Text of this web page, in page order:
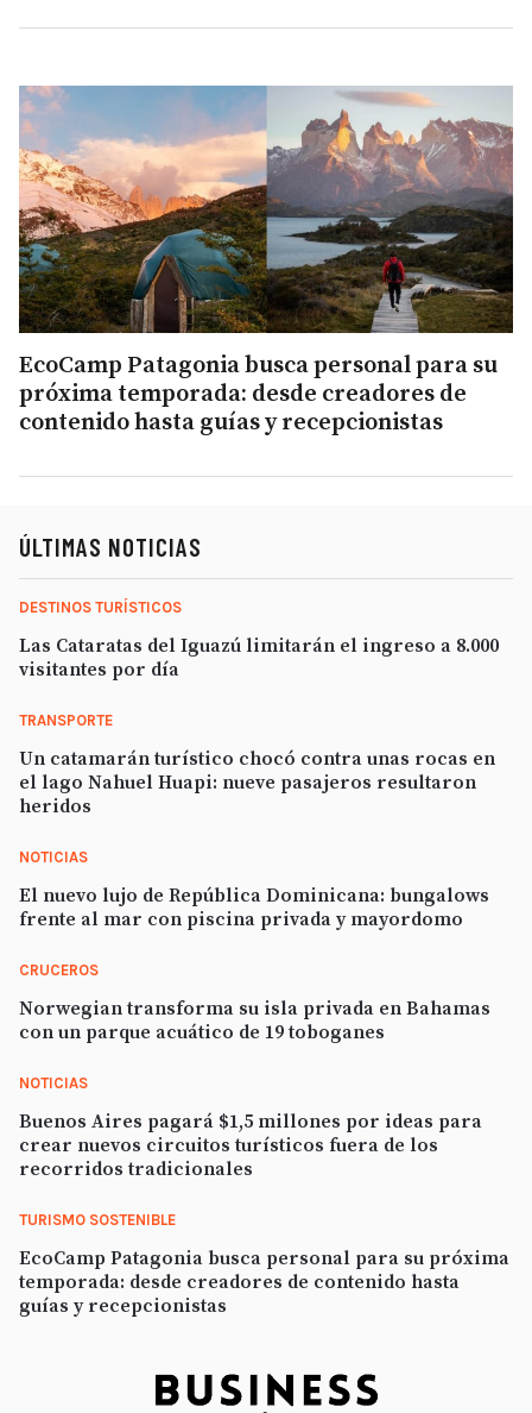
EcoCamp Patagonia busca personal para su
próxima temporada: desde creadores de
contenido hasta guías y recepcionistas
ÚLTIMAS NOTICIAS
DESTINOS TURÍSTICOS
Las Cataratas del Iguazú limitarán el ingreso a 8.000
visitantes por día
TRANSPORTE
Un catamarán turístico chocó contra unas rocas en
el lago Nahuel Huapi: nueve pasajeros resultaron
heridos
NOTICIAS
El nuevo lujo de República Dominicana: bungalows
frente al mar con piscina privada y mayordomo
CRUCEROS
Norwegian transforma su isla privada en Bahamas
con un parque acuático de 19 toboganes
NOTICIAS
Buenos Aires pagará $1,5 millones por ideas para
crear nuevos circuitos turísticos fuera de los
recorridos tradicionales
TURISMO SOSTENIBLE
EcoCamp Patagonia busca personal para su próxima
temporada: desde creadores de contenido hasta
guías y recepcionistas